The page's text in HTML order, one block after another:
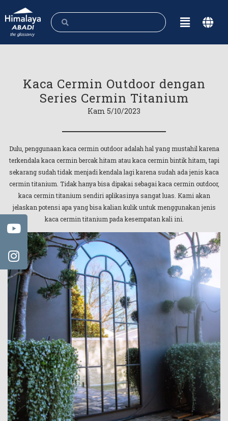
Kaca Cermin Outdoor dengan
Series Cermin Titanium
Kam 5/10/2023
Dulu, penggunaan kaca cermin outdoor adalah hal yang mustahil karena
terkendala kaca cermin bercak hitam atau kaca cermin bintik hitam, tapi
sekarang sudah tidak menjadi kendala lagi karena sudah ada jenis kaca
cermin titanium. Tidak hanya bisa dipakai sebagai kaca cermin outdoor,
kaca cermin titanium sendiri aplikasinya sangat luas. Kami akan
jelaskan potensi apa yang bisa kalian kulik untuk menggunakan jenis
kaca cermin titanium pada kesempatan kali ini.